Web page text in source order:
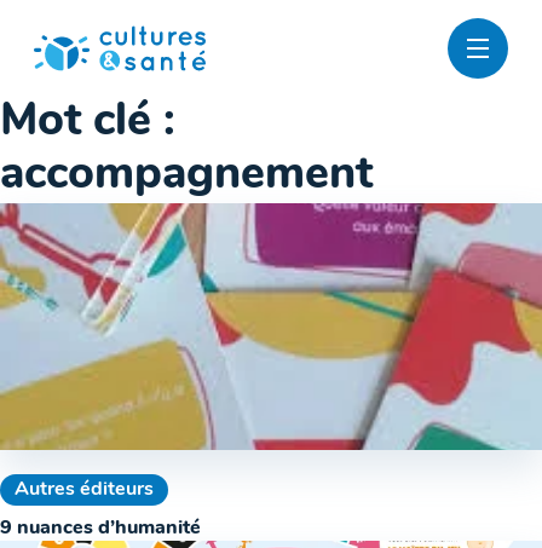
contenu
Mot clé :
accompagnement
Autres éditeurs
9 nuances d’humanité